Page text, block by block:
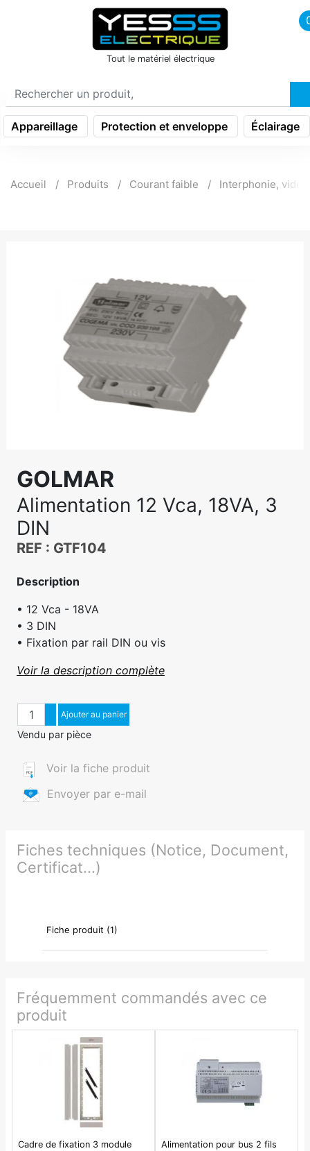
icon menu burger
Tout le matériel électrique
Appareillage Protection et enveloppe Éclairage
Accueil Produits Courant faible Interphonie,
GOLMAR
Alimentation 12 Vca, 18VA, 3
DIN
REF : GTF104
Description
• 12 Vca - 18VA
• 3 DIN
• Fixation par rail DIN ou vis
Voir la description complète
QuantitéAugmenter quantité
Diminuer quantité
Ajouter au panier
Vendu par pièce
Voir la fiche produit
Envoyer par e-mail
Fiches techniques (Notice, Document,
Certificat...)
Fiche produit (1)
Fréquemment commandés avec ce
produit
Cadre de fixation 3 module
Alimentation pour bus 2 fils